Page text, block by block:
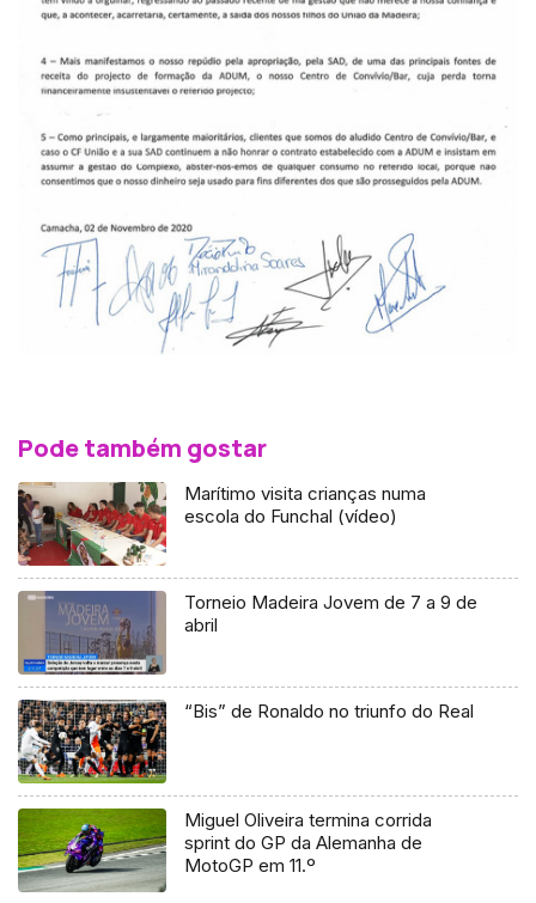
Pode também gostar
Marítimo visita crianças numa
escola do Funchal (vídeo)
Torneio Madeira Jovem de 7 a 9 de
abril
“Bis” de Ronaldo no triunfo do Real
Miguel Oliveira termina corrida
sprint do GP da Alemanha de
MotoGP em 11.º